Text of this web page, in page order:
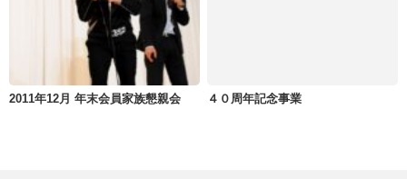
2011年12月 年末会員家族懇親会 ４０周年記念事業